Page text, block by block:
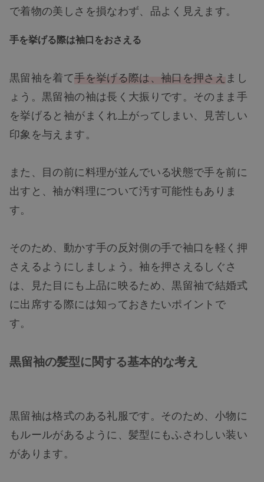
で着物の美しさを損なわず、品よく見えます。
手を挙げる際は袖口をおさえる
黒留袖を着て手を挙げる際は、袖口を押さえ まし
ょう。黒留袖の袖は長く大振りです。そのまま手
を挙げると袖がまくれ上がってしまい、見苦しい
印象を与えます。
また、目の前に料理が並んでいる状態で手を前に
出すと、袖が料理について汚す可能性もありま
す。
そのため、動かす手の反対側の手で袖口を軽く押
さえるようにしましょう。袖を押さえるしぐさ
は、見た目にも上品に映るため、黒留袖で結婚式
に出席する際には知っておきたいポイントで
す。
黒留袖の髪型に関する基本的な考え
黒留袖は格式のある礼服です。そのため、小物に
もルールがあるように、髪型にもふさわしい装い
があります。